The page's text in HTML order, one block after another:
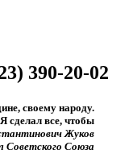
390-20-02
своему народу.
сделал все, чтобы
Жуков
Союза